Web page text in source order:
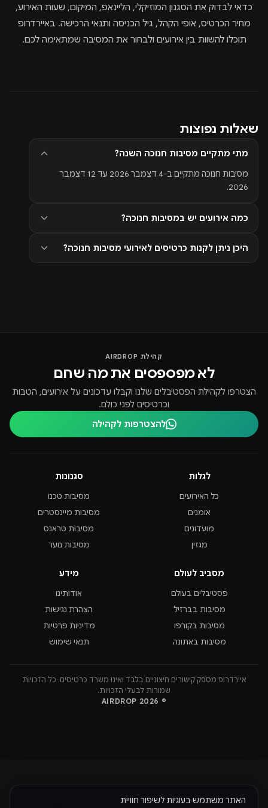
כדאי לבדוק את הסגנון המוזיקלי, הליינאפ, המיקום, שעות האירוע,
מחיר הכרטיס, אופי הקהל, גיל הכניסה ותנאי הרכישה. באיירדרופ
תוכלו להשוות בין אירועים ולבחור את המסיבה שמתאימה לכם.
שאלות נפוצות
מתי מתקיים מסיבות חנוכה השנה?
מסיבות חנוכה מתקיים ב-4 דצמבר 2026 עד 12 דצמבר
2026.
כמה אירועים יש במסיבות חנוכה?
היכן ניתן לקנות כרטיסים לאירועי מסיבות חנוכה?
קהילת AIRDROP
לא מפספסים את מה שחם
הצטרפו לקהילת הפסטיבלים שלנו וקבלו עדכונים על אירועים, הטבות
וכרטיסים לפני כולם.
להצטרפות לקהילה
לגלות
כל האירועים
אומנים
מועדונים
מגזין
סגנונות
מסיבות טכנו
מסיבות מיינסטרים
מסיבות טראנס
מסיבות נוער
מסביב לעולם
פסטיבלים בעולם
מסיבות בברזיל
מסיבות בקורפו
מסיבות באתונה
מידע
אודותינו
הצהרת נגישות
מדיניות פרטיות
תנאי שימוש
איירדרופ מספק קישורים חיצוניים בלבד ואינו משרד כרטיסים. כל הזכויות
שמורות לבעלי הזכויות.
© 2026 AIRDROP
האתר משתמש בעוגיות לשיפור חוויית